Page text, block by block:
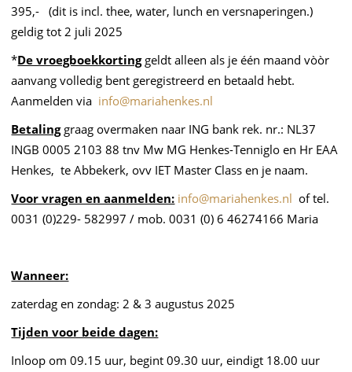
395,- (dit is incl. thee, water, lunch en versnaperingen.)
geldig tot 2 juli 2025
*De vroegboekkortinggeldt alleen als je één maand vòòr
aanvang volledig bent geregistreerd en betaald hebt.
Aanmelden via info@mariahenkes.nl
Betalinggraag overmaken naar ING bank rek. nr.: NL37
INGB 0005 2103 88 tnv Mw MG Henkes-Tenniglo en Hr EAA
Henkes, te Abbekerk, ovv IET Master Class en je naam.
Voor vragen en aanmelden: info@mariahenkes.nl of tel.
0031 (0)229- 582997 / mob. 0031 (0) 6 46274166 Maria
Wanneer:
zaterdag en zondag: 2 & 3 augustus 2025
Tijden voor beide dagen:
Inloop om 09.15 uur, begint 09.30 uur, eindigt 18.00 uur